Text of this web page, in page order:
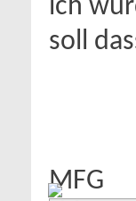
ich
soll
MFG